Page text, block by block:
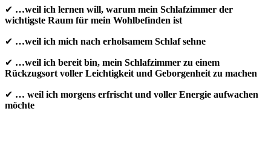
✔ …weil ich lernen will, warum mein Schlafzimmer der
wichtigste Raum für mein Wohlbefinden ist
✔ …weil ich mich nach erholsamem Schlaf sehne
✔ …weil ich bereit bin, mein Schlafzimmer zu einem
Rückzugsort voller Leichtigkeit und Geborgenheit zu machen
✔ … weil ich morgens erfrischt und voller Energie aufwachen
möchte